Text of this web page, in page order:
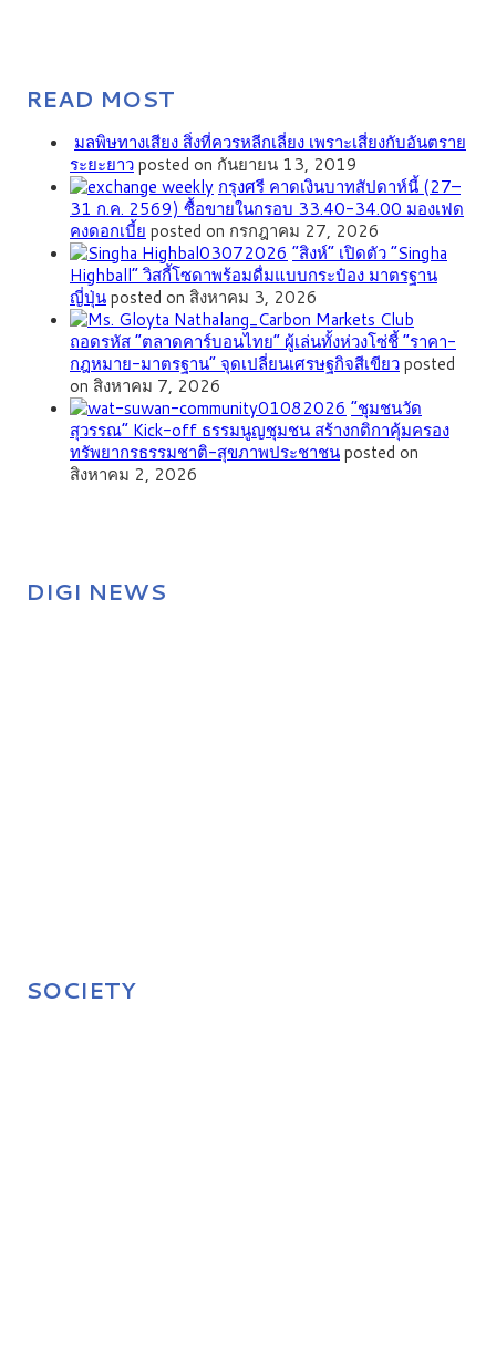
READ MOST
มลพิษทางเสียง สิ่งที่ควรหลีกเลี่ยง เพราะเสี่ยงกับอันตราย
ระยะยาวposted on กันยายน 13, 2019
กรุงศรี คาดเงินบาทสัปดาห์นี้ (27–
31 ก.ค. 2569) ซื้อขายในกรอบ 33.40-34.00 มองเฟด
คงดอกเบี้ย posted on กรกฎาคม 27, 2026
“สิงห์” เปิดตัว “Singha
Highball” วิสกี้โซดาพร้อมดื่มแบบกระป๋อง มาตรฐาน
ญี่ปุ่นposted on สิงหาคม 3, 2026
ถอดรหัส “ตลาดคาร์บอนไทย” ผู้เล่นทั้งห่วงโซ่ชี้ “ราคา-
กฎหมาย-มาตรฐาน” จุดเปลี่ยนเศรษฐกิจสีเขียวposted
on สิงหาคม 7, 2026
”ชุมชนวัด
สุวรรณ” Kick-off ธรรมนูญชุมชน สร้างกติกาคุ้มครอง
ทรัพยากรธรรมชาติ-สุขภาพประชาชนposted on
สิงหาคม 2, 2026
DIGI NEWS
SOCIETY